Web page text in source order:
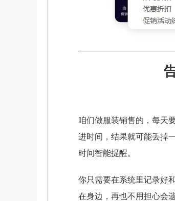
咱们做服装销售的，每天
进时间，结果就可能丢掉
时间智能提醒。
你只需要在系统里记录好
在身边，再也不用担心会